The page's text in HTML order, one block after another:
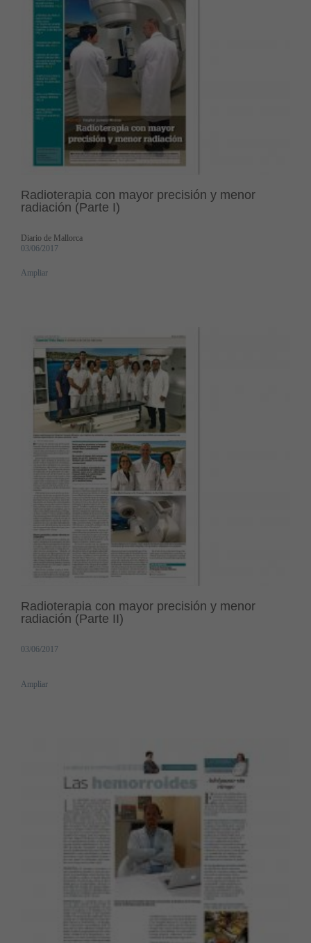
Radioterapia con mayor precisión y menor
radiación (Parte I)
Diario de Mallorca
03/06/2017
Ampliar
Radioterapia con mayor precisión y menor
radiación (Parte II)
03/06/2017
Ampliar